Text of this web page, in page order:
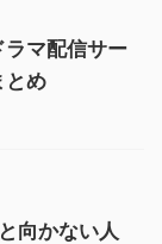
マ配信サー
とめ
向かない人